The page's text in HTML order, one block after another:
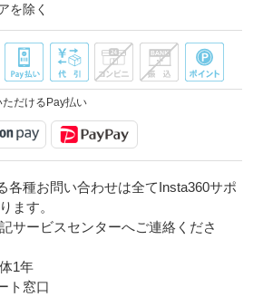
を除く
ただけるPay払い
各種お問い合わせは全てInsta360サポ
ます。
サービスセンターへご連絡くださ
1年
ト窓口